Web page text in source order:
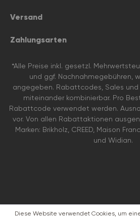
Versand
Zahlungsarten
*Alle Preise inkl. gesetzl.
und ggf. Nachnahmegebühren,
angegeben. Rabattcodes, Sales
miteinander kombinierbar. Pro
Rabattcode verwendet werden.
vor. Von allen Rabattaktionen
Marken: Brikholz, CREED, Maison
und Widian.
Diese Website verwendet Cookies, um